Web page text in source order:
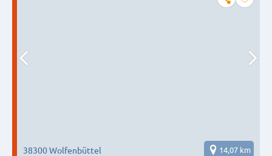
38300 Wolfenbüttel 14,07 km